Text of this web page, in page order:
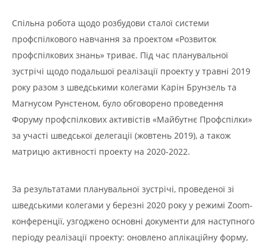
Спільна робота щодо розбудови сталої системи
профспілкового навчання за проектом «Розвиток
профспілкових знань» триває. Під час планувальної
зустрічі щодо подальшої реалізації проекту у травні 2019
року разом з шведськими колегами Карін Брунзель та
Магнусом Рунстеном, було обговорено проведення
Форуму профспілкових активістів «Майбутнє Профспілки»
за участі шведської делегації (жовтень 2019), а також
матрицю активності проекту на 2020-2022.
За результатами планувальної зустрічі, проведеної зі
шведськими колегами у березні 2020 року у режимі Zoom-
конференції, узгоджено основні документи для наступного
періоду реалізації проекту: оновлено аплікаційну форму,